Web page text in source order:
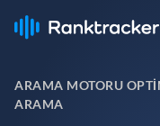
ARAMA MOTORU
ARAMA